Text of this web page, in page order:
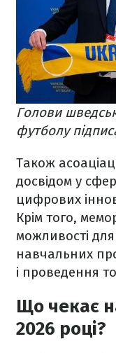
Голови
футболу
Також
досвідом у
цифрових
Крім того,
можливості для
навчальних
і проведення
Що чекає
2026 році?